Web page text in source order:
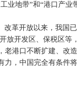
业地带”和“港口产
革开放以来，我国
放开发区、保税区等
港口不断扩建、改
，中国完全有条件